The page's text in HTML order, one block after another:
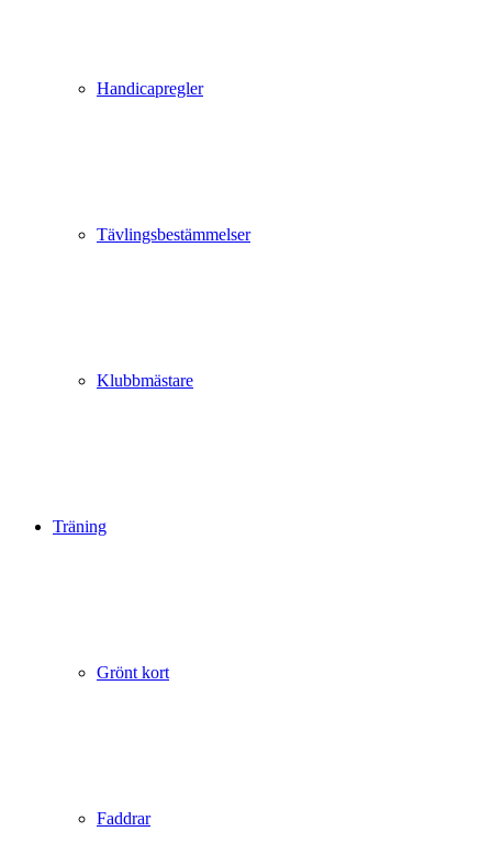
Handicapregler
Tävlingsbestämmelser
Klubbmästare
Träning
Grönt kort
Faddrar